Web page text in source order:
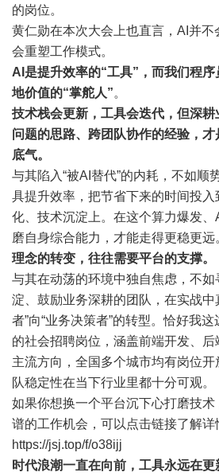
的岗位。
黄仁勋在本次大会上也直言，AI并不
会重塑工作模式。
AI是提升效率的“工具”，而我们程
地价值的“掌舵人”。
技术栈会更新，工具会迭代，但深
问题的思路、跨团队协作的经验，
底气。
与其陷入“被AI替代”的内耗，不如顺
具提升效率，把节省下来的时间投
化、技术沉淀上。在这个算力爆发
磨自身综合能力，才能走得更稳更远
理念的转变，往往需要平台的支撑。
与其在动荡的环境中独自焦虑，不
淀、鼓励业务深耕的团队，在实战中
者”向“业务决策者”的转型。恰好我
的社会招聘岗位，涵盖前端开发、
主流方向，全国多个城市均有岗位开
队稳定性在当下行业里都十分可观。
如果你想换一个平台沉下心打磨技
谱的工作机会，可以点击链接了解详
https://jsj.top/f/o38ijj
时代浪潮一直在向前，工具永远在